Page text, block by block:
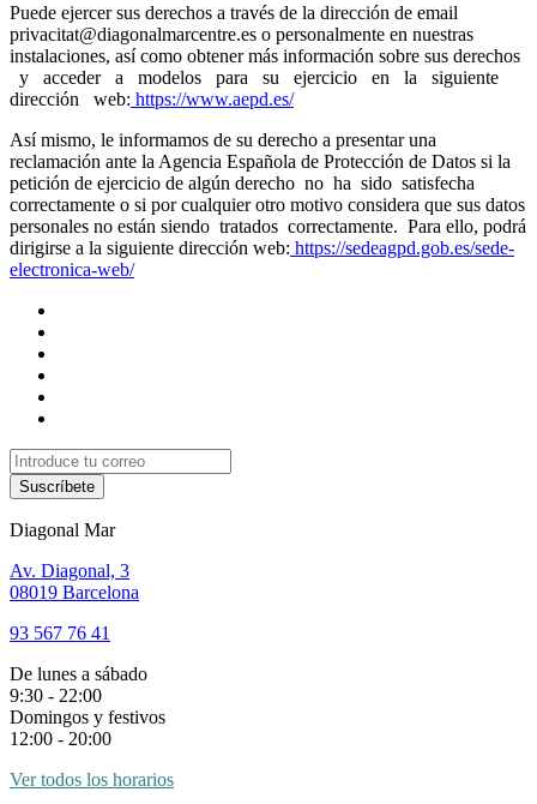
Puede ejercer sus derechos a través de la dirección de email
privacitat@diagonalmarcentre.es o personalmente en nuestras
instalaciones, así como obtener más información sobre sus derechos
y acceder a modelos para su ejercicio en la siguiente
dirección web: https://www.aepd.es/
Así mismo, le informamos de su derecho a presentar una
reclamación ante la Agencia Española de Protección de Datos si la
petición de ejercicio de algún derecho no ha sido satisfecha
correctamente o si por cualquier otro motivo considera que sus datos
personales no están siendo tratados correctamente. Para ello, podrá
dirigirse a la siguiente dirección web: https://sedeagpd.gob.es/sede-
electronica-web/
Suscríbete
Diagonal Mar
Av. Diagonal, 3
08019 Barcelona
93 567 76 41
De lunes a sábado
9:30 - 22:00
Domingos y festivos
12:00 - 20:00
Ver todos los horarios